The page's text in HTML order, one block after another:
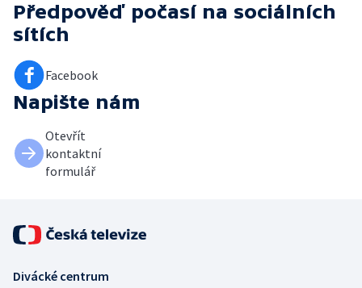
Předpověď počasí na sociálních
sítích
Facebook
Napište nám
Otevřít
kontaktní
formulář
Divácké centrum